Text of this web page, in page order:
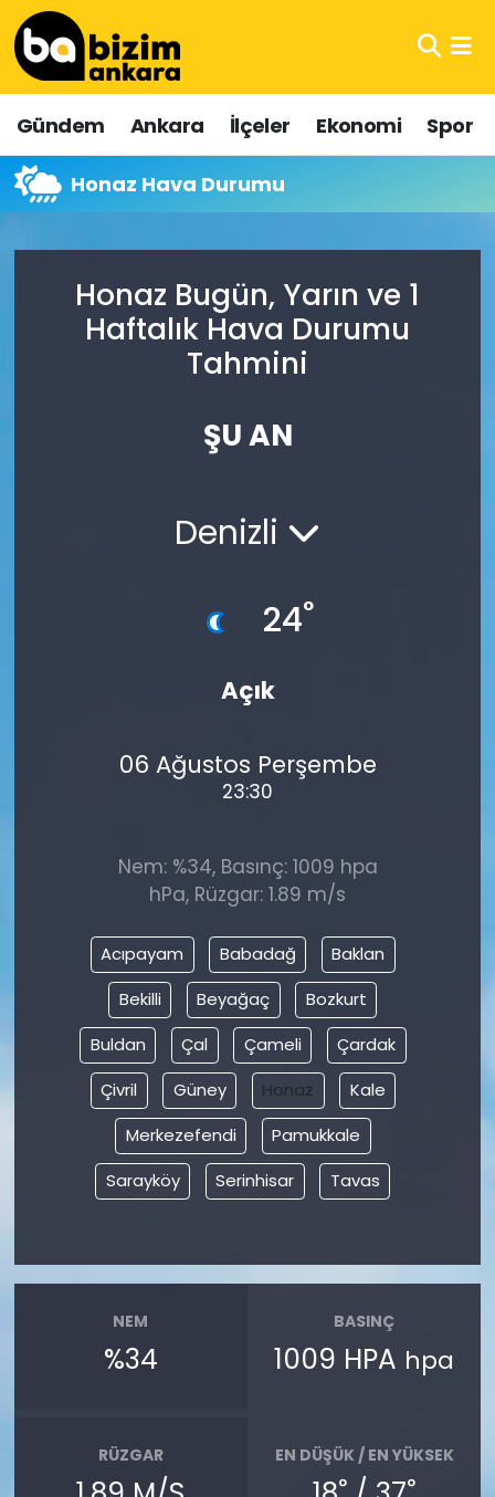
Gündem Ankara İlçeler Ekonomi Spor
Honaz Hava Durumu
Honaz Bugün, Yarın ve 1
Haftalık Hava Durumu
Tahmini
ŞU AN
Denizli
24°
Açık
06 Ağustos Perşembe
23:30
Nem: %34, Basınç: 1009 hpa
hPa, Rüzgar: 1.89 m/s
Acıpayam Babadağ
Baklan
Bekilli
Beyağaç
Bozkurt
Buldan
Çal Çameli
Çardak
Çivril
Güney Honaz
Kale
Merkezefendi
Pamukkale
Sarayköy
Serinhisar Tavas
NEM
%34
BASINÇ
1009 HPA hpa
RÜZGAR EN DÜŞÜK / EN YÜKSEK
° °
Hava Durumu
Trafik Durumu
Süper Lig Puan Durumu ve Fikstür
Tüm Manşetler
Son Dakika Haberleri